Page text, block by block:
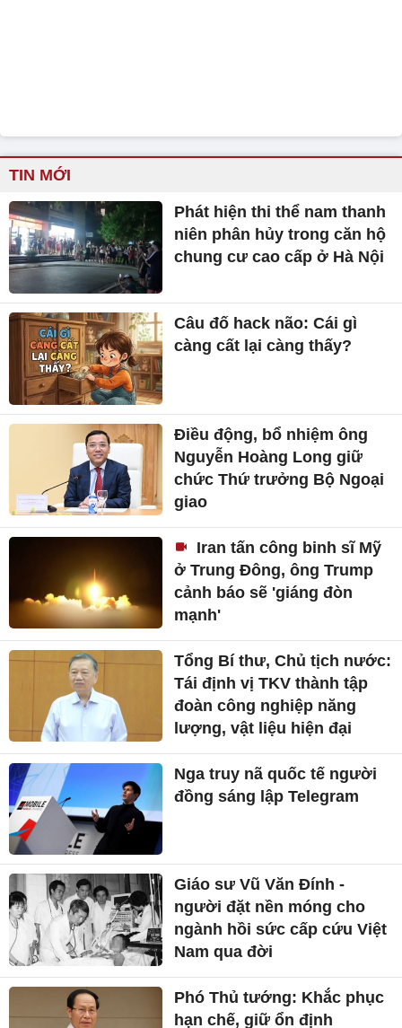
TIN MỚI
Phát hiện thi thể nam thanh
niên phân hủy trong căn hộ
chung cư cao cấp ở Hà Nội
Câu đố hack não: Cái gì
càng cất lại càng thấy?
Điều động, bổ nhiệm ông
Nguyễn Hoàng Long giữ
chức Thứ trưởng Bộ Ngoại
giao
Iran tấn công binh sĩ Mỹ
ở Trung Đông, ông Trump
cảnh báo sẽ 'giáng đòn
mạnh'
Tổng Bí thư, Chủ tịch nước:
Tái định vị TKV thành tập
đoàn công nghiệp năng
lượng, vật liệu hiện đại
Nga truy nã quốc tế người
đồng sáng lập Telegram
Giáo sư Vũ Văn Đính -
người đặt nền móng cho
ngành hồi sức cấp cứu Việt
Nam qua đời
Phó Thủ tướng: Khắc phục
hạn chế, giữ ổn định